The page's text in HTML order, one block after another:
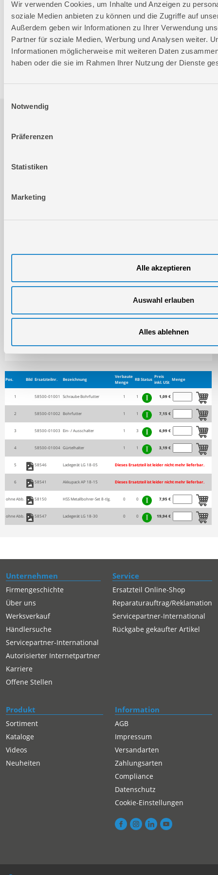
Wir verwenden Cookies, um Inhalte und Anzeigen zu
soziale Medien anbieten zu können und die Zugriffe auf
Außerdem geben wir Informationen zu Ihrer Verwendung
Partner für soziale Medien, Werbung und Analysen weiter.
Informationen möglicherweise mit weiteren Daten
haben oder die sie im Rahmen Ihrer Nutzung der Dienste
Notwendig
Präferenzen
Statistiken
Marketing
Alle akzeptieren
Auswahl erlauben
Alles ablehnen
Geschlossen
Telefon: +49 (0)7904-700360
Telefax: +49 (0)7904-70051999
Geräteseriennummer)
Pos. Bild Ersatzteilnr. Bezeichnung
Verbaute
Menge
RBStatus
Preis
inkl. USt
Menge
1 58500-01001 Schraube Bohrfutter 1 1 1,09 €
2 58500-01002 Bohrfutter 1 1 7,15 €
3 58500-01003 Ein- / Ausschalter 1 3 6,99 €
4 58500-01004 Gürtelhalter 1 1 3,19 €
5 58546 Ladegerät LG 18-05 Dieses Ersatzteil ist leider nicht mehr lieferbar.
6 58541 Akkupack AP 18-15 Dieses Ersatzteil ist leider nicht mehr lieferbar.
ohne Abb. 58150 HSS Metallbohrer-Set 8-tlg. 0 0 7,95 €
ohne Abb. 58547 Ladegerät LG 18-30 0 0 19,94 €
Unternehmen
Firmengeschichte
Über uns
Werksverkauf
Händlersuche
Servicepartner-International
Autorisierter Internetpartner
Karriere
Offene Stellen
Service
Ersatzteil Online-Shop
Reparaturauftrag/Reklamation
Servicepartner-International
Rückgabe gekaufter Artikel
Produkt
Sortiment
Kataloge
Videos
Neuheiten
Information
AGB
Impressum
Versandarten
Zahlungsarten
Compliance
Datenschutz
Cookie-Einstellungen